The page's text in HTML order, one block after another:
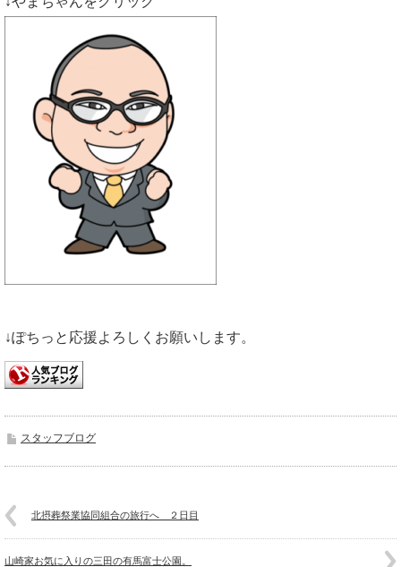
↓ぽちっと応援よろしくお願いします。
スタッフブログ
北摂葬祭業協同組合の旅行へ ２日目
山崎家お気に入りの三田の有馬富士公園。